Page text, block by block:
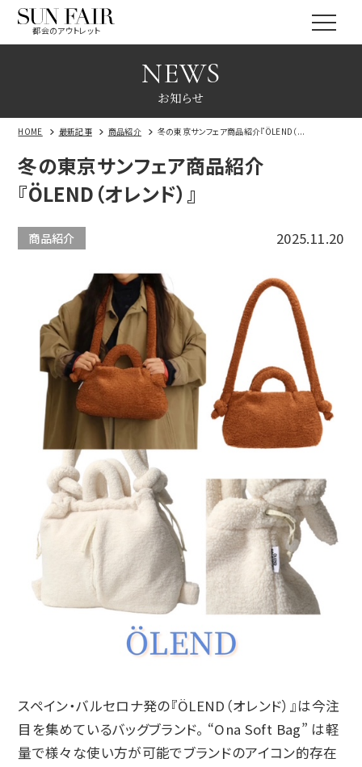
都会のアウトレット
NEWS
お知らせ
HOME 最新記事 商品紹介 冬の東京サンフェア商品紹介『ÖLEND（...
冬の東京サンフェア商品紹介
『ÖLEND（オレンド）』
商品紹介 2025.11.20
スペイン・バルセロナ発の『ÖLEND（オレンド）』は今注
目を集めているバッグブランド。 “Ona Soft Bag” は軽
量で様々な使い方が可能でブランドのアイコン的存在